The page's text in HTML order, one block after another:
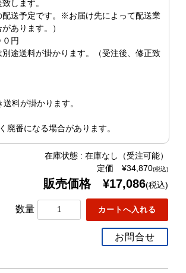
します。
配送予定です。※お届け先によって配送業
あります。）
円
途送料が掛かります。（受注後、修正致
料が掛かります。
廃番になる場合があります。
在庫状態 : 在庫なし（受注可能）
定価 ¥34,870(税込)
販売価格 ¥17,086(税込)
数量
お問合せ